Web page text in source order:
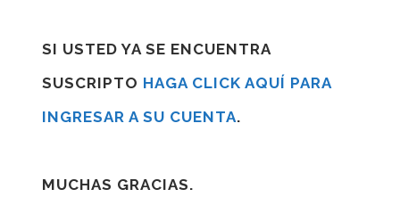
SI USTED YA SE ENCUENTRA
SUSCRIPTO HAGA CLICK AQUÍ PARA
INGRESAR A SU CUENTA.
MUCHAS GRACIAS.